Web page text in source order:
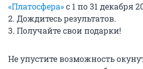
«Платосфера»с 1 по 31 декабря
2. Дождитесь результатов.
3. Получайте свои подарки!
Не упустите возможность